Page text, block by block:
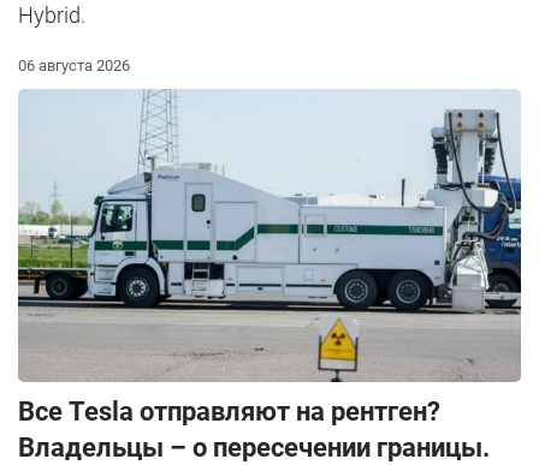
Hybrid.
06 августа 2026
Все Tesla отправляют на рентген?
Владельцы – о пересечении границы.